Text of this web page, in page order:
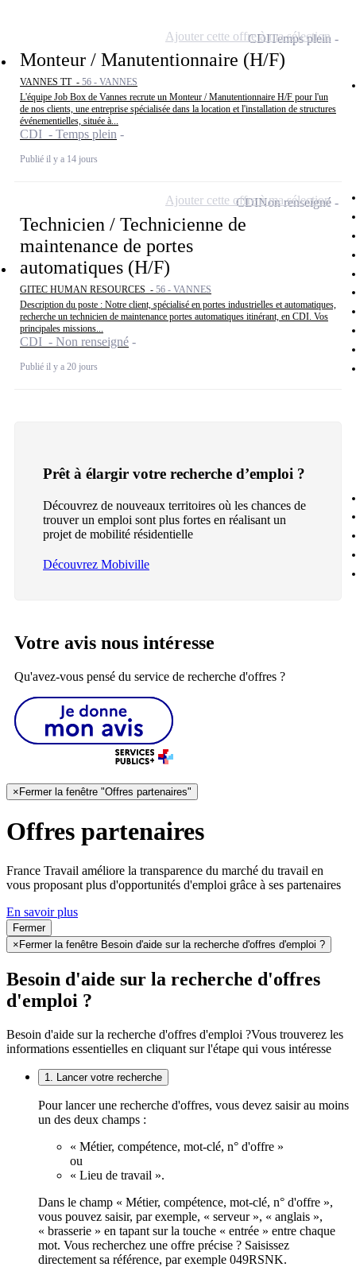
Monteur / Manutentionnaire (H/F)
VANNES TT - 56 - VANNES
L'équipe Job Box de Vannes recrute un Monteur / Manutentionnaire H/F pour l'un
de nos clients, une entreprise spécialisée dans la location et l'installation de structures
événementielles, située à...
CDI - Temps plein
Publié il y a 14 jours
CDITemps plein
Ajouter cette offre à ma sélection
Technicien / Technicienne de
maintenance de portes
automatiques (H/F)
GITEC HUMAN RESOURCES - 56 - VANNES
Description du poste : Notre client, spécialisé en portes industrielles et automatiques,
recherche un technicien de maintenance portes automatiques itinérant, en CDI. Vos
principales missions...
CDI - Non renseigné
Publié il y a 20 jours
CDINon renseigné
Ajouter cette offre à ma sélection
Prêt à élargir votre recherche d’emploi ?
Découvrez de nouveaux territoires où les chances de
trouver un emploi sont plus fortes en réalisant un
projet de mobilité résidentielle
Découvrez Mobiville
Votre avis nous intéresse
Qu'avez-vous pensé du service de recherche d'offres ?
× Fermer la fenêtre "Offres partenaires"
Offres partenaires
France Travail améliore la transparence du marché du travail en
vous proposant plus d'opportunités d'emploi grâce à ses partenaires
En savoir plus
Fermer
× Fermer la fenêtre Besoin d'aide sur la recherche d'offres d'emploi ?
Besoin d'aide sur la recherche d'offres
d'emploi ?
Besoin d'aide sur la recherche d'offres d'emploi ?Vous trouverez les
informations essentielles en cliquant sur l'étape qui vous intéresse
1. Lancer votre recherche
Pour lancer une recherche d'offres, vous devez saisir au moins
un des deux champs :
« Métier, compétence, mot-clé, n° d'offre »
ou
« Lieu de travail ».
Dans le champ « Métier, compétence, mot-clé, n° d'offre »,
vous pouvez saisir, par exemple, « serveur », « anglais »,
« brasserie » en tapant sur la touche « entrée » entre chaque
mot. Vous recherchez une offre précise ? Saisissez
directement sa référence, par exemple 049RSNK.